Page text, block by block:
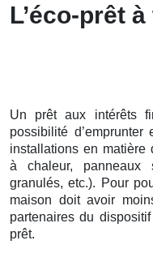
L’éco-prêt
Un prêt aux intérêts
possibilité
installations en matière
à chaleur, panneaux
granulés, etc.). Pour
maison doit avoir
partenaires du
prêt.